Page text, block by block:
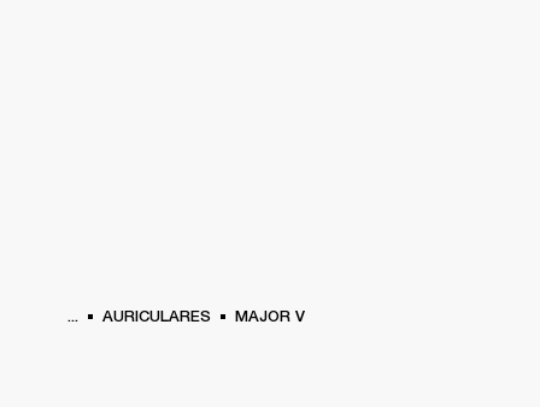
... AURICULARES MAJOR V